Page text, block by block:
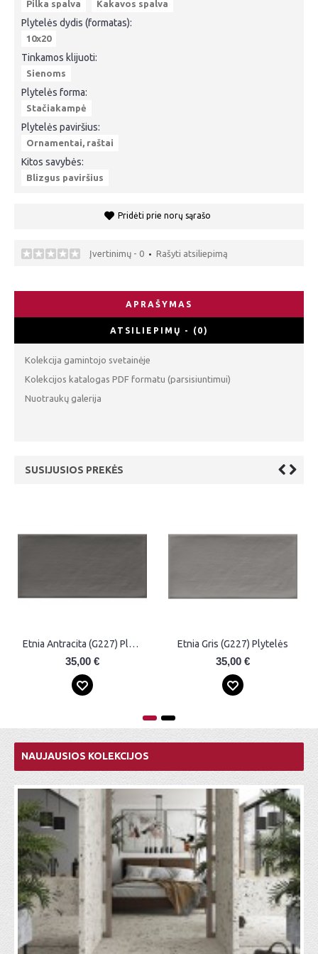
Pilka spalva Kakavos spalva
Plytelės dydis (formatas):
10x20
Tinkamos klijuoti:
Sienoms
Plytelės forma:
Stačiakampė
Plytelės paviršius:
Ornamentai, raštai
Kitos savybės:
Blizgus paviršius
Pridėti prie norų sąrašo
Įvertinimų - 0 • Rašyti atsiliepimą
APRAŠYMAS
ATSILIEPIMŲ - (0)
Kolekcija gamintojo svetainėje
Kolekcijos katalogas PDF formatu (parsisiuntimui)
Nuotraukų galerija
SUSIJUSIOS PREKĖS
Etnia Gris (G227) Plytelės
35,00 €
Etnia Blanco (G227) Plytelės
35,00 €
NAUJAUSIOS KOLEKCIJOS